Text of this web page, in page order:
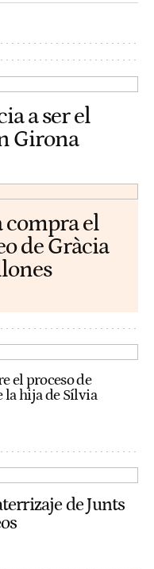
a ser el
Girona
compra el
de Gràcia
el proceso de
la hija de Sílvia
de Junts